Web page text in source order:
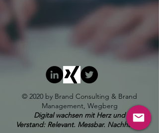
© 2020 by Brand Consulting & Brand
Management, Wegberg
Digital wachsen mit Herz und
Verstand: Relevant. Messbar. Nachhaltig.